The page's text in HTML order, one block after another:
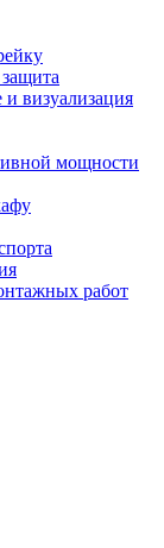
визуализация
мощности
работ